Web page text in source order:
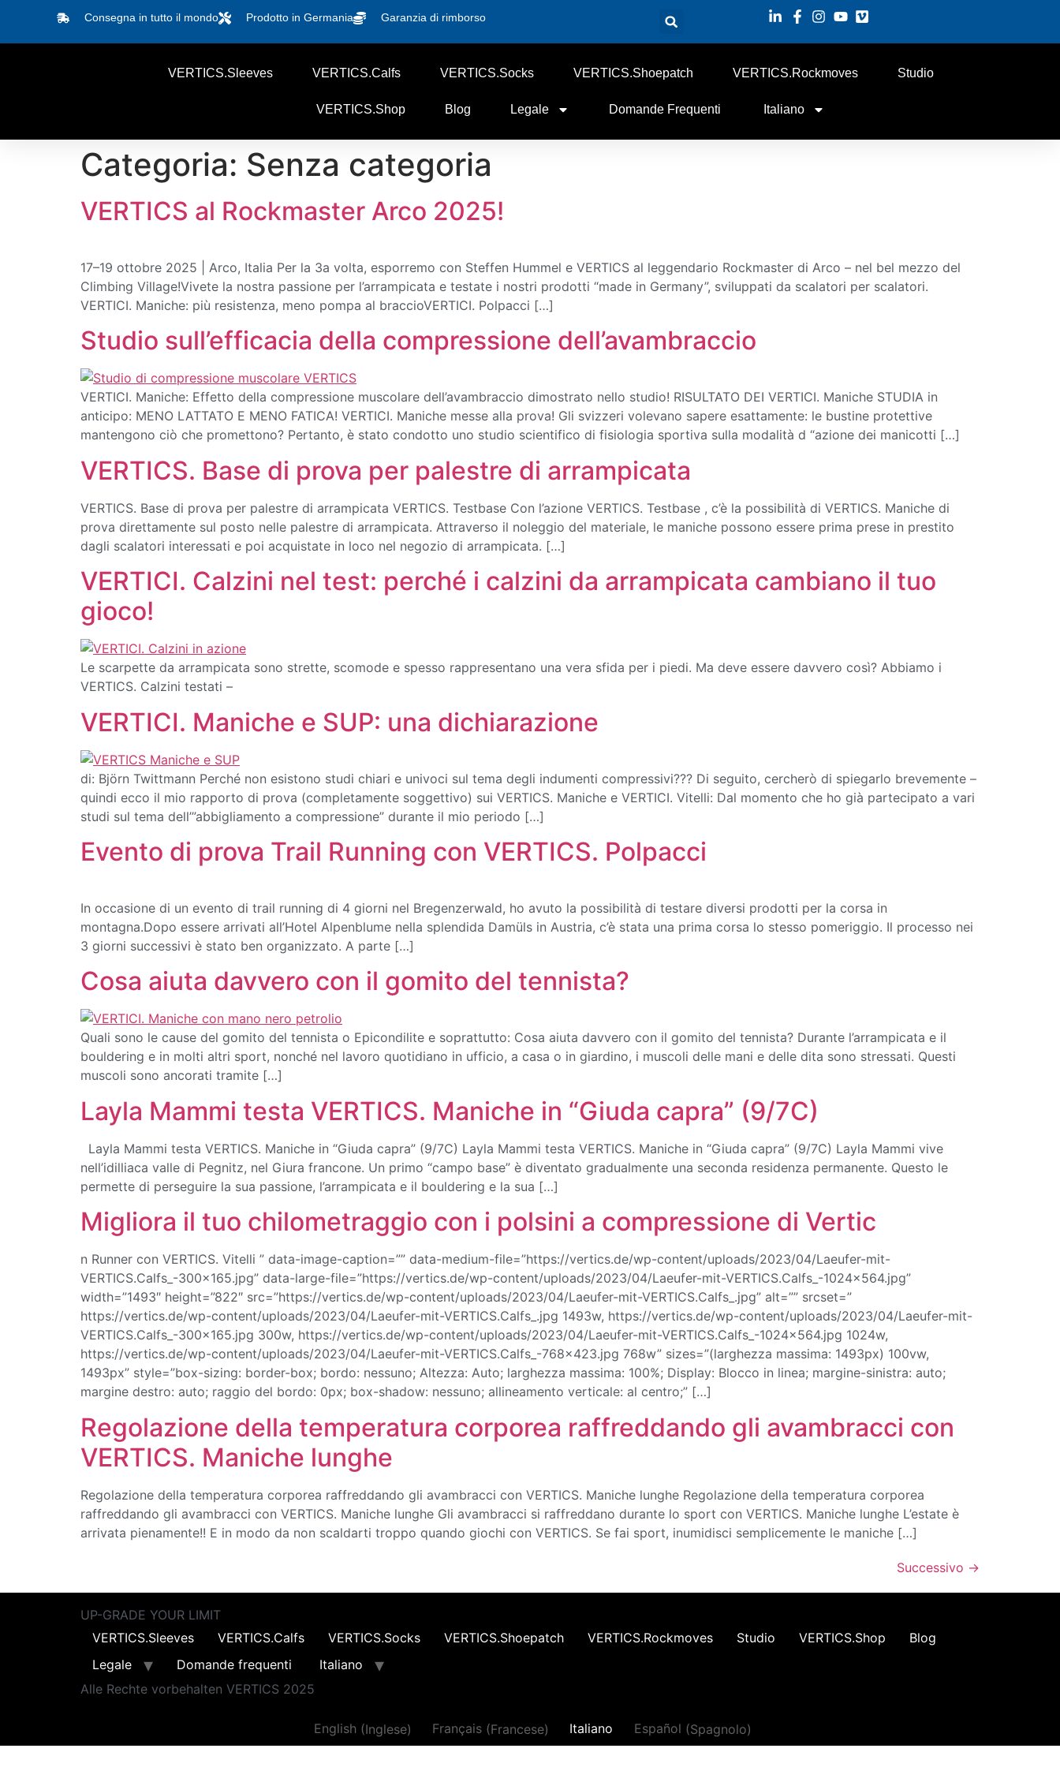
Consegna in tutto il mondo Prodotto in Germania Garanzia di rimborso
VERTICS.Sleeves VERTICS.Calfs VERTICS.Socks VERTICS.Shoepatch VERTICS.Rockmoves Studio
VERTICS.Shop Blog Legale Domande Frequenti Italiano
Categoria: Senza categoria
VERTICS al Rockmaster Arco 2025!
17–19 ottobre 2025 | Arco, Italia Per la 3a volta, esporremo con Steffen Hummel e VERTICS al leggendario Rockmaster di Arco – nel bel mezzo del
Climbing Village!Vivete la nostra passione per l’arrampicata e testate i nostri prodotti “made in Germany”, sviluppati da scalatori per scalatori.
VERTICI. Maniche: più resistenza, meno pompa al braccioVERTICI. Polpacci […]
Studio sull’efficacia della compressione dell’avambraccio
VERTICI. Maniche: Effetto della compressione muscolare dell’avambraccio dimostrato nello studio! RISULTATO DEI VERTICI. Maniche STUDIA in
anticipo: MENO LATTATO E MENO FATICA! VERTICI. Maniche messe alla prova! Gli svizzeri volevano sapere esattamente: le bustine protettive
mantengono ciò che promettono? Pertanto, è stato condotto uno studio scientifico di fisiologia sportiva sulla modalità d “azione dei manicotti […]
VERTICS. Base di prova per palestre di arrampicata
VERTICS. Base di prova per palestre di arrampicata VERTICS. Testbase Con l’azione VERTICS. Testbase , c’è la possibilità di VERTICS. Maniche di
prova direttamente sul posto nelle palestre di arrampicata. Attraverso il noleggio del materiale, le maniche possono essere prima prese in prestito
dagli scalatori interessati e poi acquistate in loco nel negozio di arrampicata. […]
VERTICI. Calzini nel test: perché i calzini da arrampicata cambiano il tuo
gioco!
Le scarpette da arrampicata sono strette, scomode e spesso rappresentano una vera sfida per i piedi. Ma deve essere davvero così? Abbiamo i
VERTICS. Calzini testati –
VERTICI. Maniche e SUP: una dichiarazione
di: Björn Twittmann Perché non esistono studi chiari e univoci sul tema degli indumenti compressivi??? Di seguito, cercherò di spiegarlo brevemente –
quindi ecco il mio rapporto di prova (completamente soggettivo) sui VERTICS. Maniche e VERTICI. Vitelli: Dal momento che ho già partecipato a vari
studi sul tema dell’”abbigliamento a compressione” durante il mio periodo […]
Evento di prova Trail Running con VERTICS. Polpacci
In occasione di un evento di trail running di 4 giorni nel Bregenzerwald, ho avuto la possibilità di testare diversi prodotti per la corsa in
montagna.Dopo essere arrivati all’Hotel Alpenblume nella splendida Damüls in Austria, c’è stata una prima corsa lo stesso pomeriggio. Il processo nei
3 giorni successivi è stato ben organizzato. A parte […]
Cosa aiuta davvero con il gomito del tennista?
Quali sono le cause del gomito del tennista o Epicondilite e soprattutto: Cosa aiuta davvero con il gomito del tennista? Durante l’arrampicata e il
bouldering e in molti altri sport, nonché nel lavoro quotidiano in ufficio, a casa o in giardino, i muscoli delle mani e delle dita sono stressati. Questi
muscoli sono ancorati tramite […]
Layla Mammi testa VERTICS. Maniche in “Giuda capra” (9/7C)
Layla Mammi testa VERTICS. Maniche in “Giuda capra” (9/7C) Layla Mammi testa VERTICS. Maniche in “Giuda capra” (9/7C) Layla Mammi vive
nell’idilliaca valle di Pegnitz, nel Giura francone. Un primo “campo base” è diventato gradualmente una seconda residenza permanente. Questo le
permette di perseguire la sua passione, l’arrampicata e il bouldering e la sua […]
Migliora il tuo chilometraggio con i polsini a compressione di Vertic
n Runner con VERTICS. Vitelli ” data-image-caption=”” data-medium-file=”https://vertics.de/wp-content/uploads/2023/04/Laeufer-mit-
VERTICS.Calfs_-300×165.jpg” data-large-file=”https://vertics.de/wp-content/uploads/2023/04/Laeufer-mit-VERTICS.Calfs_-1024×564.jpg”
width=”1493″ height=”822″ src=”https://vertics.de/wp-content/uploads/2023/04/Laeufer-mit-VERTICS.Calfs_.jpg” alt=”” srcset=”
https://vertics.de/wp-content/uploads/2023/04/Laeufer-mit-VERTICS.Calfs_.jpg 1493w, https://vertics.de/wp-content/uploads/2023/04/Laeufer-mit-
VERTICS.Calfs_-300×165.jpg 300w, https://vertics.de/wp-content/uploads/2023/04/Laeufer-mit-VERTICS.Calfs_-1024×564.jpg 1024w,
https://vertics.de/wp-content/uploads/2023/04/Laeufer-mit-VERTICS.Calfs_-768×423.jpg 768w” sizes=”(larghezza massima: 1493px) 100vw,
1493px” style=”box-sizing: border-box; bordo: nessuno; Altezza: Auto; larghezza massima: 100%; Display: Blocco in linea; margine-sinistra: auto;
margine destro: auto; raggio del bordo: 0px; box-shadow: nessuno; allineamento verticale: al centro;” […]
Regolazione della temperatura corporea raffreddando gli avambracci con
VERTICS. Maniche lunghe
Regolazione della temperatura corporea raffreddando gli avambracci con VERTICS. Maniche lunghe Regolazione della temperatura corporea
raffreddando gli avambracci con VERTICS. Maniche lunghe Gli avambracci si raffreddano durante lo sport con VERTICS. Maniche lunghe L’estate è
arrivata pienamente!! E in modo da non scaldarti troppo quando giochi con VERTICS. Se fai sport, inumidisci semplicemente le maniche […]
Successivo →
UP-GRADE YOUR LIMIT
VERTICS.Sleeves
VERTICS.Calfs VERTICS.Socks VERTICS.Shoepatch VERTICS.Rockmoves Studio VERTICS.Shop
Blog
Legale
Domande frequenti
Italiano
Alle Rechte vorbehalten VERTICS 2025
English (Inglese) Français (Francese) Italiano Español (Spagnolo)